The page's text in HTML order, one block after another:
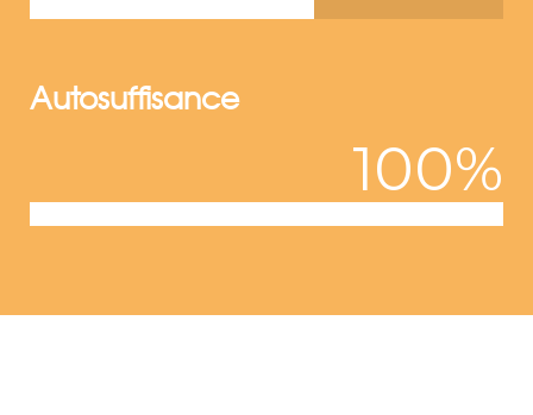
Autosuffisance
100%